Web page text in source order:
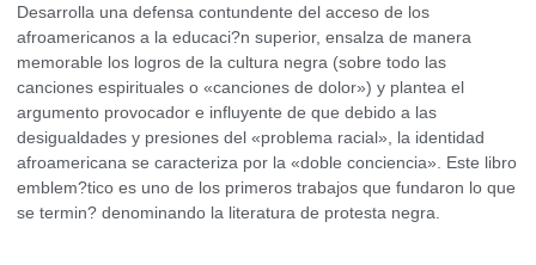
Desarrolla una defensa contundente del acceso de los
afroamericanos a la educaci?n superior, ensalza de manera
memorable los logros de la cultura negra (sobre todo las
canciones espirituales o «canciones de dolor») y plantea el
argumento provocador e influyente de que debido a las
desigualdades y presiones del «problema racial», la identidad
afroamericana se caracteriza por la «doble conciencia». Este libro
emblem?tico es uno de los primeros trabajos que fundaron lo que
se termin? denominando la literatura de protesta negra.